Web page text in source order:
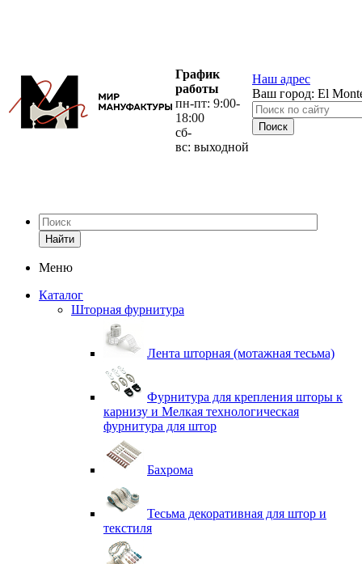
График
работы
пн-пт: 9:00-
18:00
сб-
вс: выходной
Наш адрес
Ваш город: El
Найти
Меню
Каталог
Шторная фурнитура
Лента шторная (мотажная тесьма)
Фурнитура для крепления шторы к
карнизу и Мелкая технологическая
фурнитура для штор
Бахрома
Тесьма декоративная для штор и
текстиля